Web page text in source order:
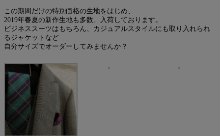
この期間だけの特別価格の生地をはじめ、
2019年春夏の新作生地も多数、入荷しております。
ビジネススーツはもちろん、カジュアルスタイルにも取り入れられ
るジャケットなど
自分サイズでオーダーしてみませんか？